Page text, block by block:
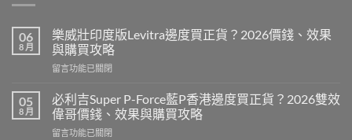
06
8 月
樂威壯印度版Levitra邊度買正貨？2026價錢、效果
與購買攻略
在
威
壯
印
度
留言功能已關閉
05
8 月
必利吉Super P-Force藍P香港邊度買正貨？2026雙效
偉哥價錢、效果與購買攻略
在
留言功能已關閉